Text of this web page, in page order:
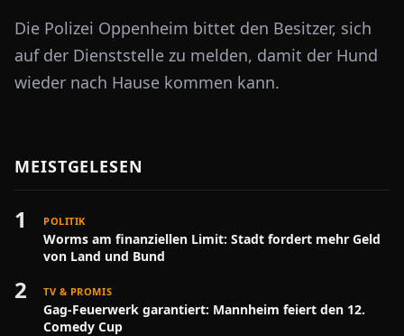
Die Polizei Oppenheim bittet den Besitzer, sich
auf der Dienststelle zu melden, damit der Hund
wieder nach Hause kommen kann.
MEISTGELESEN
1 POLITIK
Worms am finanziellen Limit: Stadt fordert mehr Geld
von Land und Bund
2 TV & PROMIS
Gag-Feuerwerk garantiert: Mannheim feiert den 12.
Comedy Cup